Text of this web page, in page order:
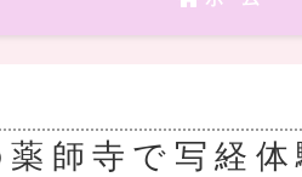
薬師寺で写経